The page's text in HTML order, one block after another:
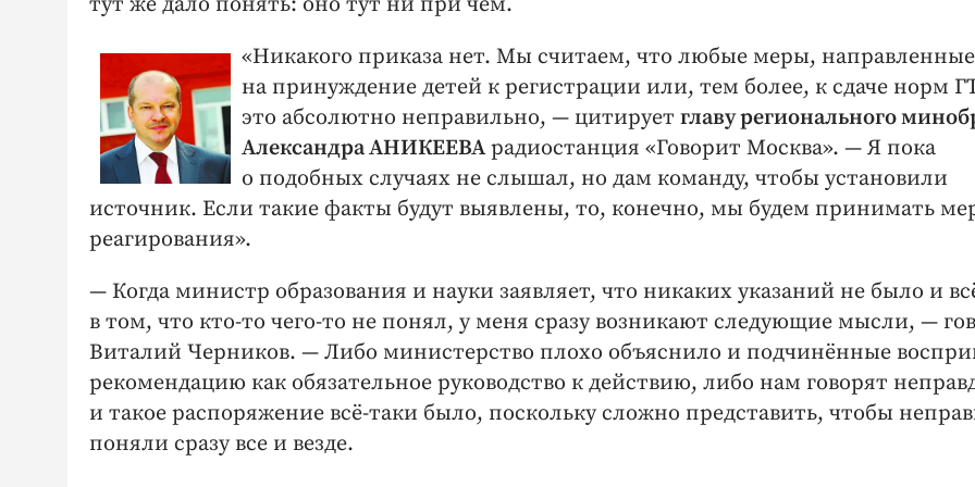
«Никакого приказа нет. Мы считаем, что любые меры, направленные
на принуждение детей к регистрации или, тем более, к сдаче норм
это абсолютно неправильно, — цитирует главу регионального
Александра АНИКЕЕВАрадиостанция «Говорит Москва». — Я пока
о подобных случаях не слышал, но дам команду, чтобы установили
источник. Если такие факты будут выявлены, то, конечно, мы будем принимать
реагирования».
— Когда министр образования и науки заявляет, что никаких указаний не было и
в том, что кто-то чего-то не понял, у меня сразу возникают следующие мысли, —
Виталий Черников. — Либо министерство плохо объяснило и подчинённые
рекомендацию как обязательное руководство к действию, либо нам говорят
и такое распоряжение всё-таки было, поскольку сложно представить, чтобы
поняли сразу все и везде.